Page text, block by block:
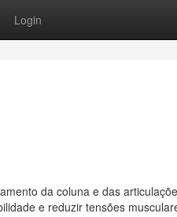
Login
da coluna e das
e reduzir tensões